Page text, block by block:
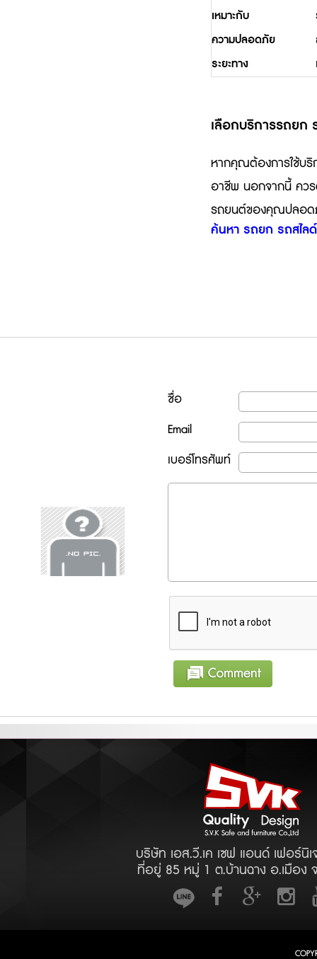
เหมาะกับ
ความปลอดภัย
ระยะทาง
เลือกบริการรถยก
หากคุณต้องการใช้บ
อาชีพ นอกจากนี้ ควร
รถยนต์ของคุณปลอด
ค้นหา รถยก รถสไล
ชื่อ
Email
เบอร์โทรศัพท์
บริษัท เอส.วี.เค เซฟ แอนด์ เฟอร์นิ
ที่อยู่ 85 หมู่ 1 ต.บ้านฉาง อ.เมือง